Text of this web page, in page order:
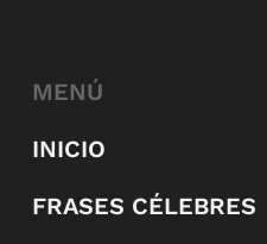
MENÚ
INICIO
FRASES CÉLEBRES